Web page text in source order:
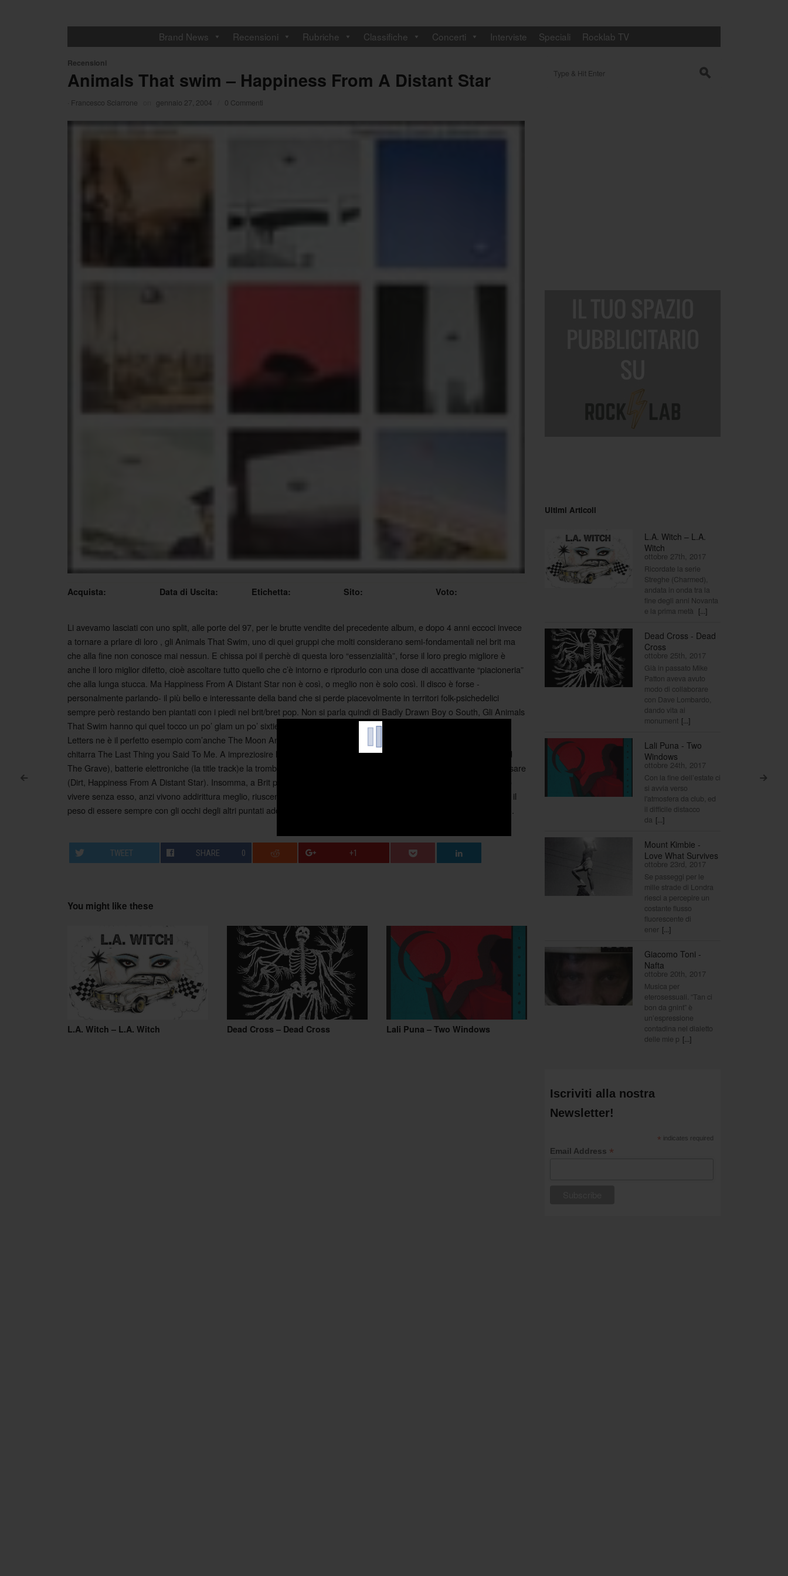
Brand News Recensioni Rubriche Classifiche Concerti Interviste Speciali Rocklab TV
Post navigation
< >
Recensioni
Animals That swim – Happiness From A Distant Star
Francesco Sciarrone gennaio 27, 2004 0 Commenti
Acquista: Data di Uscita: Etichetta: Sito: Voto:
Li avevamo lasciati con uno split, alle porte del 97, per le brutte vendite del precedente album, e dopo 4 anni eccoci invece
a tornare a prlare di loro , gli Animals That Swim, uno di quei gruppi che molti considerano semi-fondamentali nel brit ma
che alla fine non conosce mai nessun. E chissa poi il perchè di questa loro “essenzialità”, forse il loro pregio migliore è
anche il loro miglior difetto, cioè ascoltare tutto quello che c’è intorno e riprodurlo con una dose di accattivante “piacioneria”
che alla lunga stucca. Ma Happiness From A Distant Star non è così, o meglio non è solo così. Il disco è forse -
personalmente parlando- il più bello e interessante della band che si perde piacevolmente in territori folk-psichedelici
sempre però restando ben piantati con i piedi nel brit/bret pop. Non si parla quindi di Badly Drawn Boy o South, Gli Animals
That Swim hanno qui quel tocco un po’ glam un po’ sixties che li porta a presentaremelodie semplici ed efficaci. Sixteen
Letters ne è il perfetto esempio com’anche The Moon And The Mothership (vagamente alla Cast) e anche la ballad per
chitarra The Last Thing you Said To Me. A impreziosire l’album poi ci sono inserti di Moog (la finale Voices From Behind
The Grave), batterie elettroniche (la title track)e la tromba, che è sempre stata uno tra i suoni che il gruppo preferisce usare
(Dirt, Happiness From A Distant Star). Insomma, a Brit pop ormai sepolto gli Animals capiscono che possono benissimo
vivere senza esso, anzi vivono addirittura meglio, riuscendo ad esprimersi con più facilità senza aver più ormai addosso il
peso di essere sempre con gli occhi degli altri puntati addosso (mentre gli altri si domandano sempre che c’è da fissare).
TWEET SHARE 0 +1
You might like these
L.A. Witch – L.A. Witch Dead Cross – Dead Cross Lali Puna – Two Windows
s
Ultimi Articoli
L.A. Witch – L.A.
Witch
ottobre 27th, 2017
Ricordate la serie
Streghe (Charmed),
andata in onda tra la
fine degli anni Novanta
e la prima metà [...]
Dead Cross - Dead
Cross
ottobre 25th, 2017
Già in passato Mike
Patton aveva avuto
modo di collaborare
con Dave Lombardo,
dando vita ai
monument [...]
Lali Puna - Two
Windows
ottobre 24th, 2017
Con la fine dell’estate ci
si avvia verso
l'atmosfera da club, ed
il difficile distacco
da [...]
Mount Kimbie -
Love What Survives
ottobre 23rd, 2017
Se passeggi per le
mille strade di Londra
riesci a percepire un
costante flusso
fluorescente di
ener [...]
Giacomo Toni -
Nafta
ottobre 20th, 2017
Musica per
eterosessuali. “Tan ci
bon da gnint” è
un’espressione
contadina nel dialetto
delle mie p [...]
Iscriviti alla nostra
Newsletter!
* indicates required
Email Address *